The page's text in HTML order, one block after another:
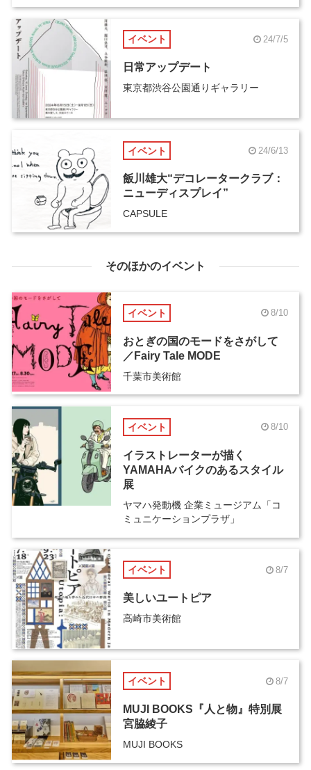
イベント 24/7/5
日常アップデート
東京都渋谷公園通りギャラリー
イベント 24/6/13
飯川雄大“デコレータークラブ：
ニューディスプレイ”
CAPSULE
そのほかのイベント
イベント 8/10
おとぎの国のモードをさがして
／Fairy Tale MODE
千葉市美術館
イベント 8/10
イラストレーターが描く
YAMAHAバイクのあるスタイル
展
ヤマハ発動機 企業ミュージアム「コ
ミュニケーションプラザ」
イベント 8/7
美しいユートピア
高崎市美術館
イベント 8/7
MUJI BOOKS『人と物』特別展
宮脇綾子
MUJI BOOKS